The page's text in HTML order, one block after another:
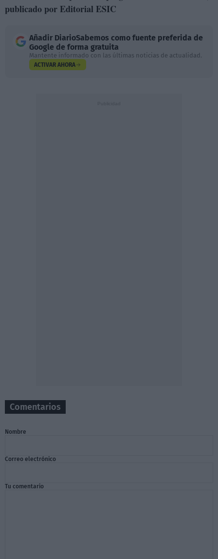
publicado por Editorial ESIC
Añadir DiarioSabemos como fuente preferida de
Google de forma gratuita
Mantente informado con las últimas noticias de actualidad.
ACTIVAR AHORA
Comentarios
Nombre
Correo electrónico
Tu comentario